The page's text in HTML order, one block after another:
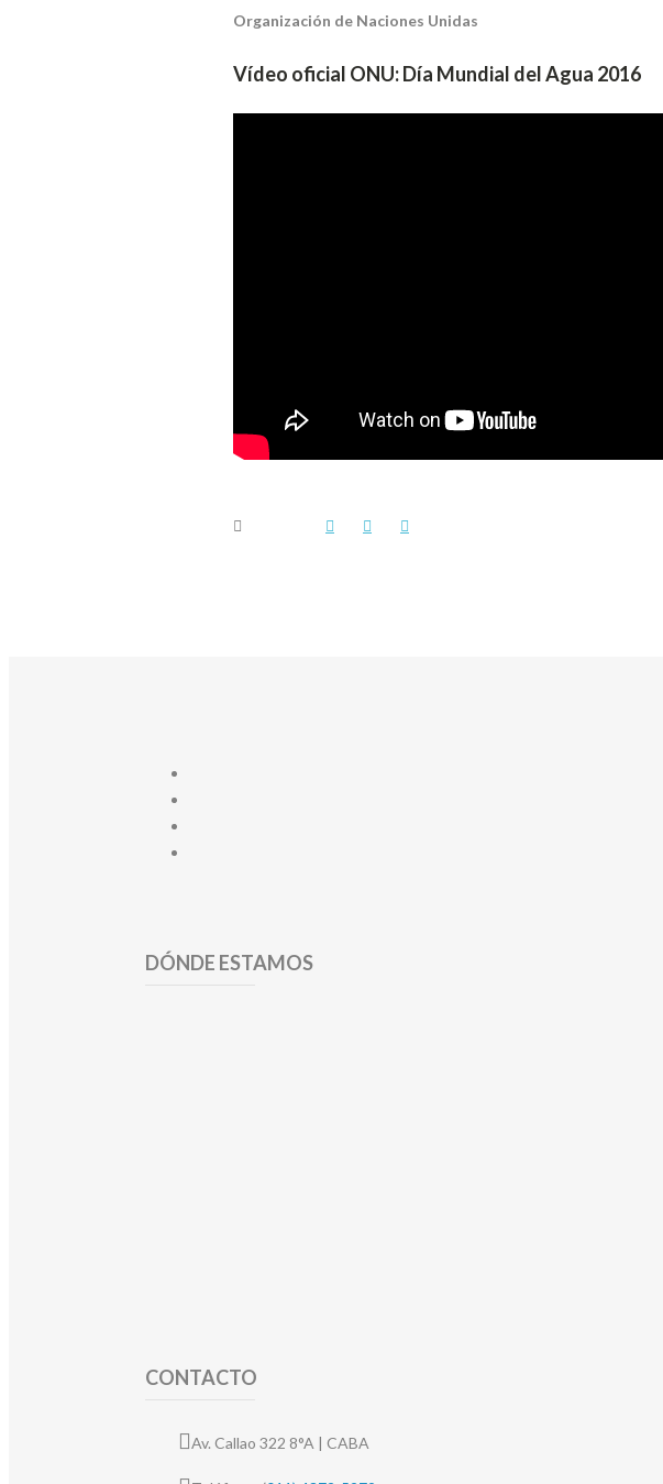
Organización de Naciones Unidas
Vídeo oficial ONU: Día Mundial del Agua 2016
DÓNDE ESTAMOS
CONTACTO
Av. Callao 322 8°A | CABA